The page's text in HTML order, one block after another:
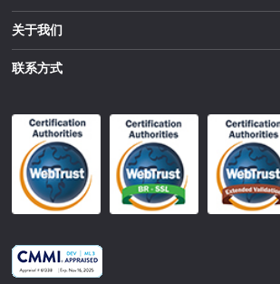
关于我们
联系方式